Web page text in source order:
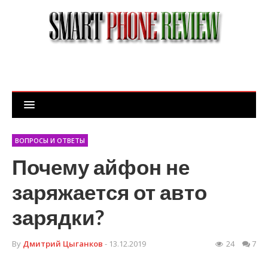
ВОПРОСЫ И ОТВЕТЫ
Почему айфон не
заряжается от авто
зарядки?
By Дмитрий Цыганков - 13.12.2019 24 7